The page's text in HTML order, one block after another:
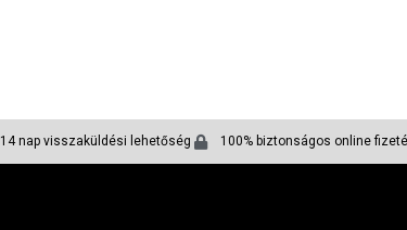
14 nap visszaküldési lehetőség 100% biztonságos online